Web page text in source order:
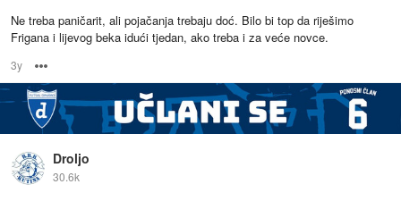
Ne treba paničarit, ali pojačanja trebaju doć. Bilo bi top da riješimo
Frigana i lijevog beka idući tjedan, ako treba i za veće novce.
3y
Droljo
30.6k